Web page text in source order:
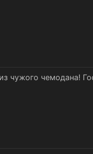
чужого чемодана!